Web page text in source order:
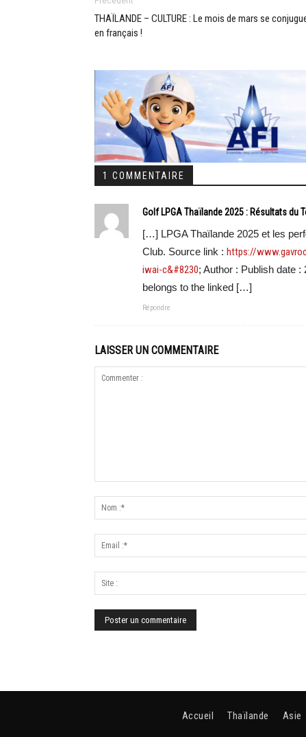
THAÏLANDE – CULTURE : Le mois de mars se
en français !
1 COMMENTAIRE
Golf LPGA Thaïlande 2025 : Résultats du
[…] LPGA Thaïlande 2025 et les
Club. Source link : https://
iwai-c&#8230; Author : Publish date
belongs to the linked […]
Répondre
LAISSER UN COMMENTAIRE
Accueil Thaïlande Asie